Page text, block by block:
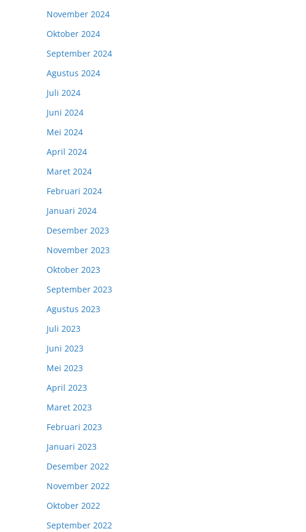
November 2024
Oktober 2024
September 2024
Agustus 2024
Juli 2024
Juni 2024
Mei 2024
April 2024
Maret 2024
Februari 2024
Januari 2024
Desember 2023
November 2023
Oktober 2023
September 2023
Agustus 2023
Juli 2023
Juni 2023
Mei 2023
April 2023
Maret 2023
Februari 2023
Januari 2023
Desember 2022
November 2022
Oktober 2022
September 2022